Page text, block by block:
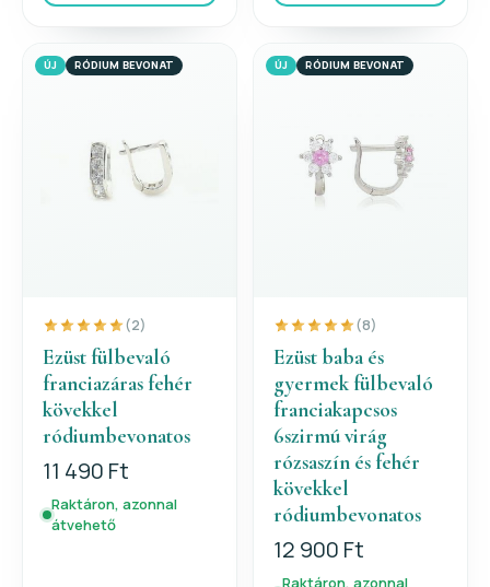
ÚJ RÓDIUM BEVONAT
(2)
Ezüst fülbevaló
franciazáras fehér
kövekkel
ródiumbevonatos
11 490 Ft
Raktáron, azonnal
átvehető
ÚJ RÓDIUM BEVONAT
(8)
Ezüst baba és
gyermek fülbevaló
franciakapcsos
6szirmú virág
rózsaszín és fehér
kövekkel
ródiumbevonatos
12 900 Ft
Raktáron, azonnal